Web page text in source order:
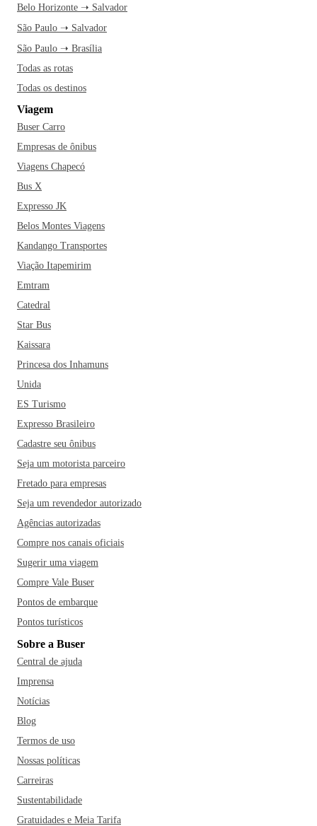
Belo Horizonte ➝ Salvador
São Paulo ➝ Salvador
São Paulo ➝ Brasília
Todas as rotas
Todas os destinos
Viagem
Buser Carro
Empresas de ônibus
Viagens Chapecó
Bus X
Expresso JK
Belos Montes Viagens
Kandango Transportes
Viação Itapemirim
Emtram
Catedral
Star Bus
Kaissara
Princesa dos Inhamuns
Unida
ES Turismo
Expresso Brasileiro
Cadastre seu ônibus
Seja um motorista parceiro
Fretado para empresas
Seja um revendedor autorizado
Agências autorizadas
Compre nos canais oficiais
Sugerir uma viagem
Compre Vale Buser
Pontos de embarque
Pontos turísticos
Sobre a Buser
Central de ajuda
Imprensa
Notícias
Blog
Termos de uso
Nossas políticas
Carreiras
Sustentabilidade
Gratuidades e Meia Tarifa